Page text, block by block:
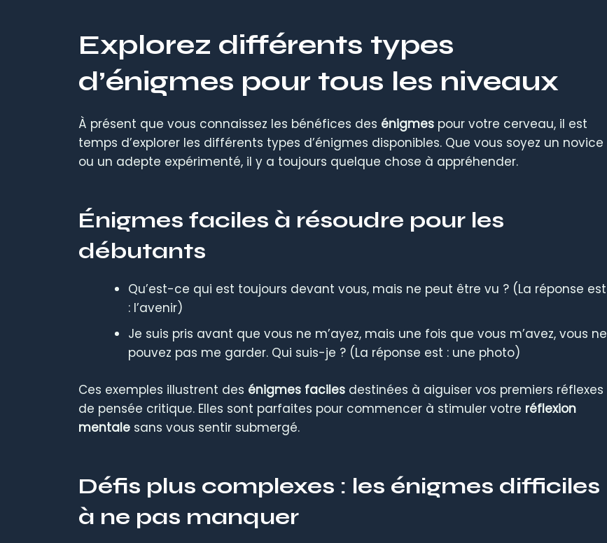
Explorez différents types
d’énigmes pour tous les niveaux
À présent que vous connaissez les bénéfices des énigmes pour votre cerveau, il est
temps d’explorer les différents types d’énigmes disponibles. Que vous soyez un novice
ou un adepte expérimenté, il y a toujours quelque chose à appréhender.
Énigmes faciles à résoudre pour les
débutants
Qu’est-ce qui est toujours devant vous, mais ne peut être vu ? (La réponse est
: l’avenir)
Je suis pris avant que vous ne m’ayez, mais une fois que vous m’avez, vous ne
pouvez pas me garder. Qui suis-je ? (La réponse est : une photo)
Ces exemples illustrent des énigmes faciles destinées à aiguiser vos premiers réflexes
de pensée critique. Elles sont parfaites pour commencer à stimuler votre réflexion
mentale sans vous sentir submergé.
Défis plus complexes : les énigmes difficiles
à ne pas manquer